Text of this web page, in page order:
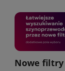
Nowe filtry